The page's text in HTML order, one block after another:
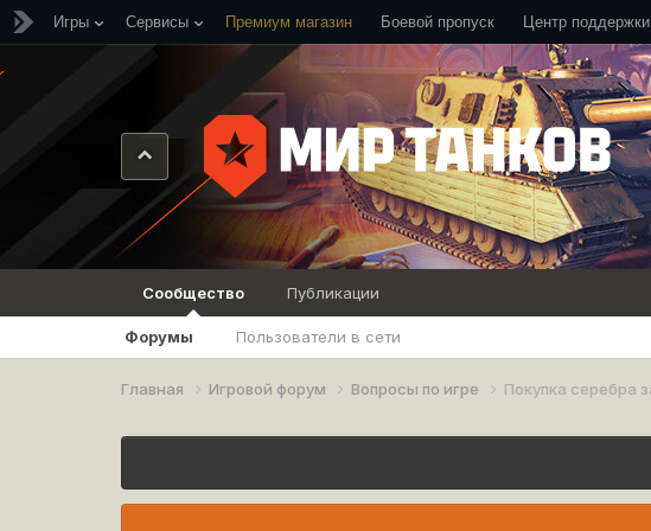
Игры Сервисы Премиум магазин Боевой пропуск Центр поддержки
Сообщество
Форумы Пользователи в сети
Публикации
Главная Игровой форум Вопросы по игре Покупка серебра